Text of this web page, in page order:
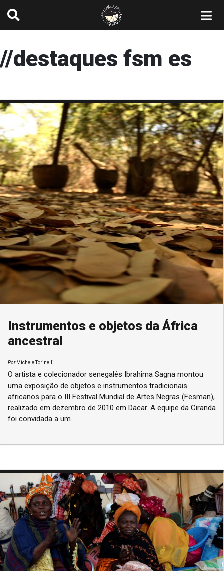
//destaques fsm es
Instrumentos e objetos da África
ancestral
PorMichele Torinelli
O artista e colecionador senegalês Ibrahima Sagna montou
uma exposição de objetos e instrumentos tradicionais
africanos para o III Festival Mundial de Artes Negras (Fesman),
realizado em dezembro de 2010 em Dacar. A equipe da Ciranda
foi convidada a um...